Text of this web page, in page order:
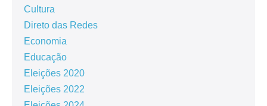
Cultura
Direto das Redes
Economia
Educação
Eleições 2020
Eleições 2022